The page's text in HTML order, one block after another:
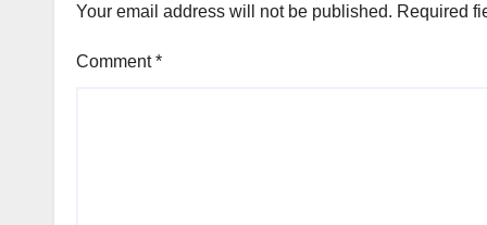
Your email address will not be published. Required
Comment*